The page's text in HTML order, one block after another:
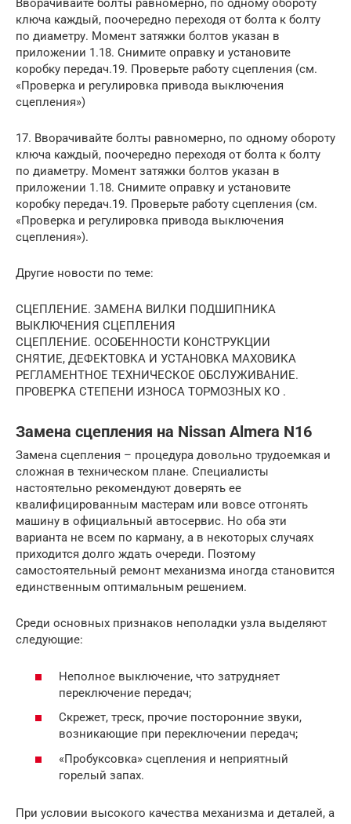
Вворачивайте болты равномерно, по одному обороту
ключа каждый, поочередно переходя от болта к болту
по диаметру. Момент затяжки болтов указан в
приложении 1.18. Снимите оправку и установите
коробку передач.19. Проверьте работу сцепления (см.
«Проверка и регулировка привода выключения
сцепления»)
17. Вворачивайте болты равномерно, по одному обороту
ключа каждый, поочередно переходя от болта к болту
по диаметру. Момент затяжки болтов указан в
приложении 1.18. Снимите оправку и установите
коробку передач.19. Проверьте работу сцепления (см.
«Проверка и регулировка привода выключения
сцепления»).
Другие новости по теме:
СЦЕПЛЕНИЕ. ЗАМЕНА ВИЛКИ ПОДШИПНИКА
ВЫКЛЮЧЕНИЯ СЦЕПЛЕНИЯ
СЦЕПЛЕНИЕ. ОСОБЕННОСТИ КОНСТРУКЦИИ
СНЯТИЕ, ДЕФЕКТОВКА И УСТАНОВКА МАХОВИКА
РЕГЛАМЕНТНОЕ ТЕХНИЧЕСКОЕ ОБСЛУЖИВАНИЕ.
ПРОВЕРКА СТЕПЕНИ ИЗНОСА ТОРМОЗНЫХ КО .
Замена сцепления на Nissan Almera N16
Замена сцепления – процедура довольно трудоемкая и
сложная в техническом плане. Специалисты
настоятельно рекомендуют доверять ее
квалифицированным мастерам или вовсе отгонять
машину в официальный автосервис. Но оба эти
варианта не всем по карману, а в некоторых случаях
приходится долго ждать очереди. Поэтому
самостоятельный ремонт механизма иногда становится
единственным оптимальным решением.
Среди основных признаков неполадки узла выделяют
следующие:
Неполное выключение, что затрудняет
переключение передач;
Скрежет, треск, прочие посторонние звуки,
возникающие при переключении передач;
«Пробуксовка» сцепления и неприятный
горелый запах.
При условии высокого качества механизма и деталей, а